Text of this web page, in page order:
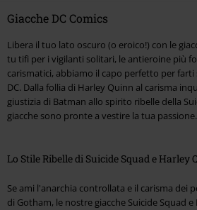
Giacche DC Comics
Libera il tuo lato oscuro (o eroico!) con le
tu tifi per i vigilanti solitari, le antieroine più
carismatici, abbiamo il capo perfetto per
DC. Dalla follia di Harley Quinn al carisma
giustizia di Batman allo spirito ribelle della
giacche sono pronte a vestire la tua passione.
Lo Stile Ribelle di Suicide Squad e Harley
Se ami l'anarchia controllata e il carisma dei
di Gotham, le nostre giacche Suicide Squad